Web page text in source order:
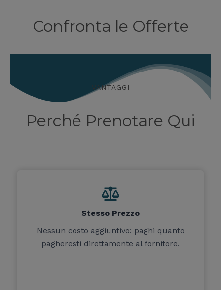
Confronta le Offerte
VANTAGGI
Perché Prenotare Qui
Stesso Prezzo
Nessun costo aggiuntivo: paghi quanto
pagheresti direttamente al fornitore.